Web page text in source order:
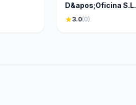
D&apos;Oficina S.L.
star3.0(0)